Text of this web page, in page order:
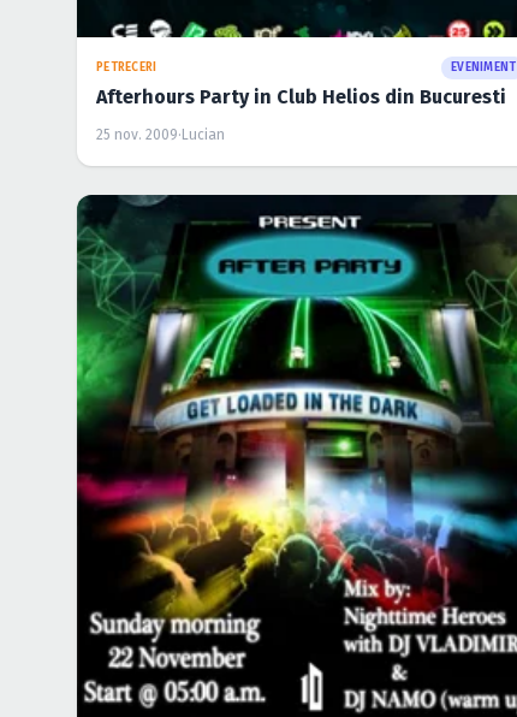
PETRECERI EVENIMENT
Afterhours Party in Club Helios din Bucuresti
25 nov. 2009· Lucian